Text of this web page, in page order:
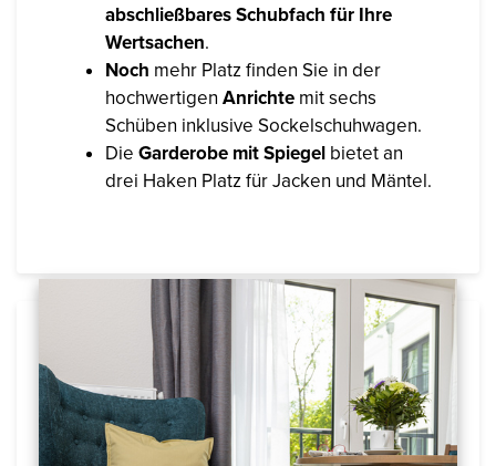
abschließbares Schubfach für Ihre
Wertsachen.
Noch mehr Platz finden Sie in der
hochwertigen Anrichte mit sechs
Schüben inklusive Sockelschuhwagen.
Die Garderobe mit Spiegel bietet an
drei Haken Platz für Jacken und Mäntel.